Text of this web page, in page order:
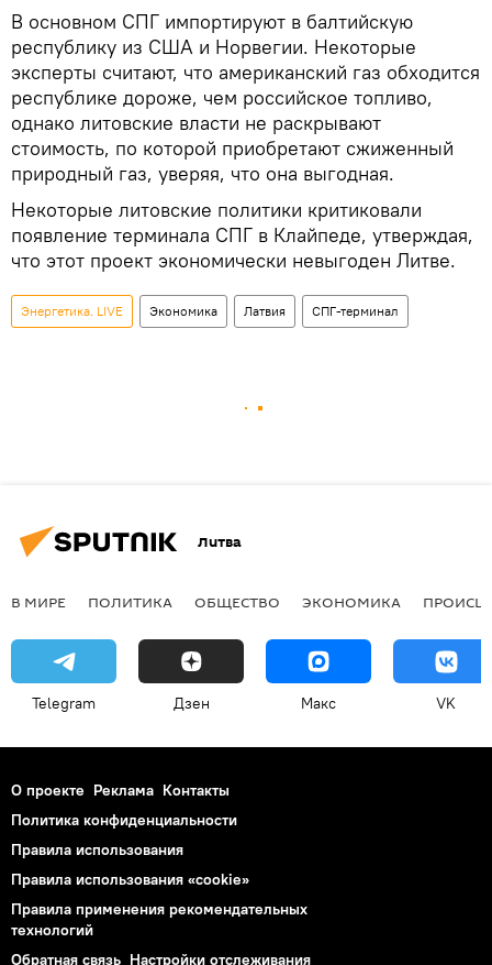
В основном СПГ импортируют в балтийскую
республику из США и Норвегии. Некоторые
эксперты считают, что американский газ обходится
республике дороже, чем российское топливо,
однако литовские власти не раскрывают
стоимость, по которой приобретают сжиженный
природный газ, уверяя, что она выгодная.
Некоторые литовские политики критиковали
появление терминала СПГ в Клайпеде, утверждая,
что этот проект экономически невыгоден Литве.
Энергетика. LIVE Экономика Латвия СПГ-терминал
Литва
В МИРЕ ПОЛИТИКА ОБЩЕСТВО ЭКОНОМИКА
Telegram Дзен Макс VK
О проекте Реклама Контакты
Политика конфиденциальности
Правила использования
Правила использования «cookie»
Правила применения рекомендательных
технологий
Обратная связь Настройки отслеживания